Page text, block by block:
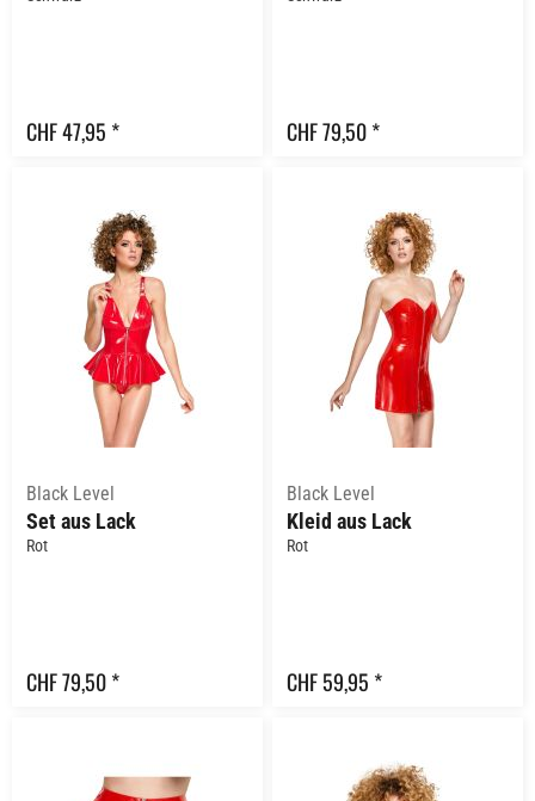
CHF 47,95 * CHF 79,50 *
Black Level
Set aus Lack
Rot
CHF 79,50 *
Black Level
Kleid aus Lack
Rot
CHF 59,95 *